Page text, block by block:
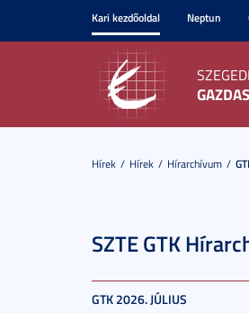
Kari kezdőoldal Neptun
Hírek Hírek Hírarchívum
SZTE GTK
GTK 2026. JÚLIUS